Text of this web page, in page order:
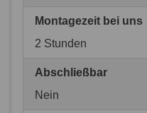
Montagezeit bei uns
2 Stunden
Abschließbar
Nein